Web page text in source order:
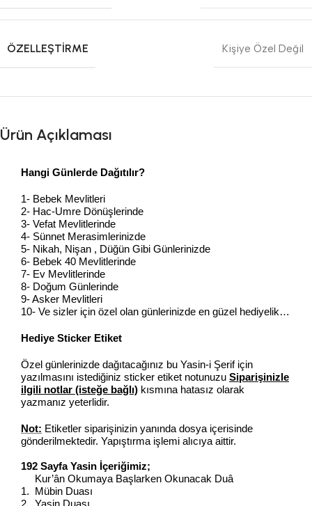
ÖZELLEŞTIRME Kişiye Özel Değil
Ürün Açıklaması
Hangi Günlerde Dağıtılır?
1- Bebek Mevlitleri
2- Hac-Umre Dönüşlerinde
3- Vefat Mevlitlerinde
4- Sünnet Merasimlerinizde
5- Nikah, Nişan , Düğün Gibi Günlerinizde
6- Bebek 40 Mevlitlerinde
7- Ev Mevlitlerinde
8- Doğum Günlerinde
9- Asker Mevlitleri
10- Ve sizler için özel olan günlerinizde en güzel hediyelik…
Hediye Sticker Etiket
Özel günlerinizde dağıtacağınız bu Yasin-i Şerif için
yazılmasını istediğiniz sticker etiket notunuzu Siparişinizle
ilgili notlar (isteğe bağlı) kısmına hatasız olarak
yazmanız yeterlidir.
Not: Etiketler siparişinizin yanında dosya içerisinde
gönderilmektedir. Yapıştırma işlemi alıcıya aittir.
192 Sayfa Yasin İçeriğimiz;
Kur’ân Okumaya Başlarken Okunacak Duâ
1. Mübin Duası
2. Yasin Duası